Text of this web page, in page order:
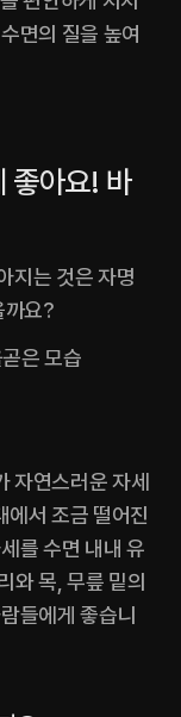
면의 질을 높여
좋아요! 바
지는 것은 자명
까요?
자연스러운 자세
에서 조금 떨어진
를 수면 내내 유
와 목, 무릎 밑의
들에게 좋습니